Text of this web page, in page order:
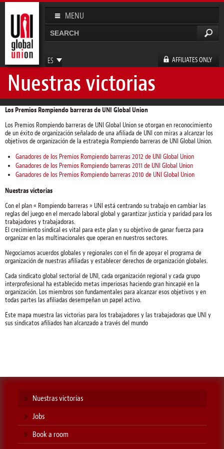
Pasar al
contenido
principal
MENU
ES
EN
FR
DE
AFFILIATES ONLY
Formulario de búsqueda
Nuestras victorias
Los Premios Rompiendo barreras de UNI Global Union
Los Premios Rompiendo barreras de UNI Global Union se otorgan en reconocimiento
de un éxito de organización señalado de una afiliada de UNI con miras a alcanzar los
objetivos de organización de la estrategia Rompiendo barreras de UNI Global Union.
Ganadores de los Premios Rompiendo barreras 2012 de UNI Global Union
Ganadores de los Premios Rompiendo barreras 2011 de UNI Global Union
Ganadores de los Premios Rompiendo barreras 2010 de UNI Global Union
Nuestras victorias
Con el plan « Rompiendo barreras » UNI está centrando su trabajo en cambiar las
reglas del juego en el mercado laboral global y garantizar justicia y paridad para los
trabajadores y trabajadoras.
El crecimiento sindical es vital para este plan y su objetivo de ganar fuerza para
organizar en las multinacionales que operan en nuestros sectores.
Negociamos acuerdos globales y regionales con el fin de apoyar el programa de
organización de nuestras afiliadas y establecer derechos de organización globales.
Cada sindicato global sectorial de UNI, cada organización regional y cada grupo
interprofesional ha establecido metas imperiosas haciendo gran hincapié en la
organización. Los miembros son fundamentales para alcanzar esos objetivos y en
todas partes las afiliadas desempeñan un papel activo.
Este mapa muestra las victorias para los trabajadores y las trabajadoras que UNI y
sus sindicatos afiliados han alcanzado a través del mundo
Nuestras victorias
Jobs
Book a room